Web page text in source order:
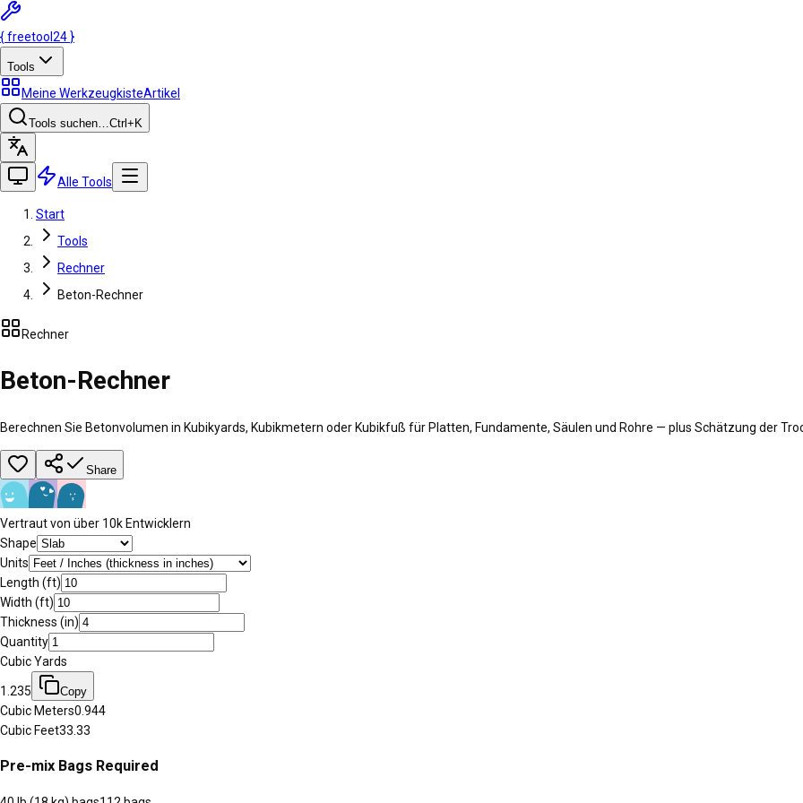
{freetool 24 }
Tools
Meine WerkzeugkisteArtikel
Tools suchen…Ctrl +K
Alle Tools
Start
Tools
Rechner
Beton-Rechner
Rechner
Beton-Rechner
Berechnen Sie Betonvolumen in Kubikyards, Kubikmetern oder Kubikfuß für Platten, Fundamente, Säulen und Rohre — plus Schätzung der
Share
Vertraut von über 10k Entwicklern
Shape
Units
Length (ft)
Width (ft)
Thickness (in)
Quantity
Cubic Yards
1.235 Copy
Cubic Meters0.944
Cubic Feet33.33
Pre-mix Bags Required